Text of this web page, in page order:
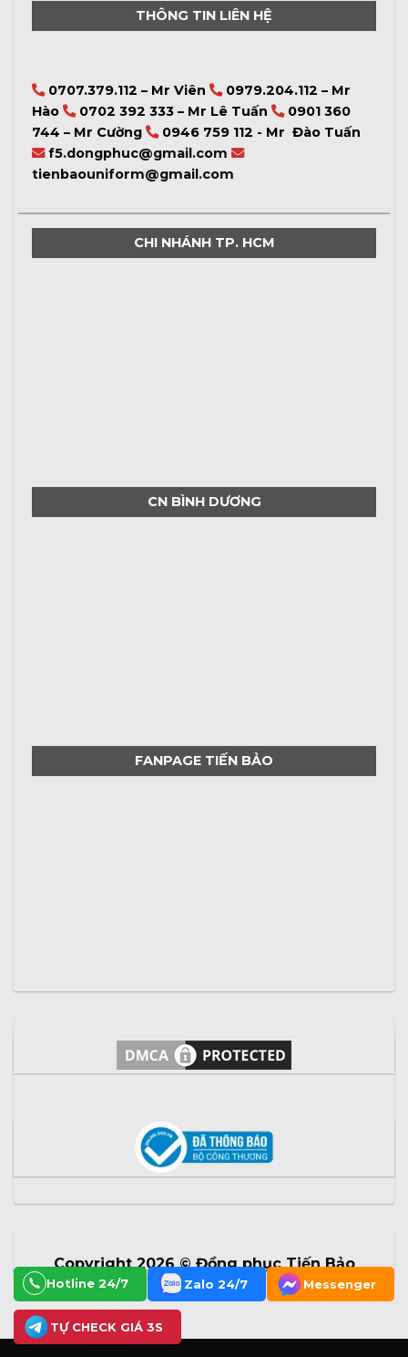
THÔNG TIN LIÊN HỆ
0707.379.112 – Mr Viên
0979.204.112 – Mr
Hào
0702 392 333 – Mr Lê Tuấn
0901 360
744 – Mr Cường
0946 759 112 - Mr Đào Tuấn
f5.dongphuc@gmail.com
tienbaouniform@gmail.com
CHI NHÁNH TP. HCM
CN BÌNH DƯƠNG
FANPAGE TIẾN BẢO
Copyright 2026 ©Đồng phục Tiến Bảo
Hotline 24/7 Zalo 24/7 Messenger
TỰ CHECK GIÁ 3S